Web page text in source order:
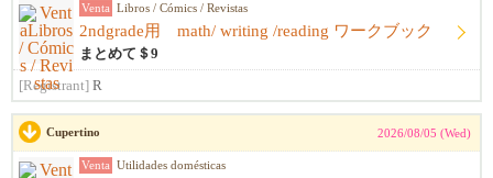
Venta Libros / Cómics / Revistas
2ndgrade用 math/ writing /reading ワークブック
まとめて＄9
[Registrant] R
Cupertino 2026/08/05 (Wed)
Venta Utilidades domésticas